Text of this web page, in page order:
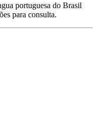
portuguesa do Brasil
para consulta.